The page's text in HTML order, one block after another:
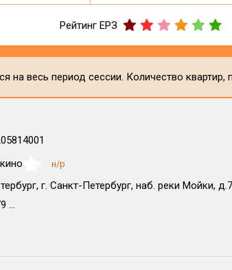
Рейтинг ЕРЗ
на весь период сессии. Количество
н/р
г. Санкт-Петербург, наб. реки Мойки,
...